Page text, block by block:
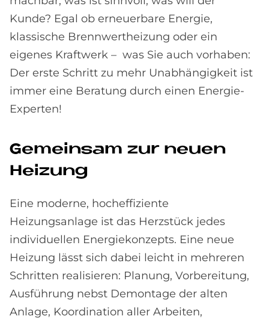
Kunde? Egal ob erneuerbare Energie,
klassische Brennwertheizung oder ein
eigenes Kraftwerk – was Sie auch vorhaben:
Der erste Schritt zu mehr Unabhängigkeit ist
immer eine Beratung durch einen Energie-
Experten!
Ge­mein­sam zur neu­en
Hei­zung
Eine moderne, hocheffiziente
Heizungsanlage ist das Herzstück jedes
individuellen Energiekonzepts. Eine neue
Heizung lässt sich dabei leicht in mehreren
Schritten realisieren: Planung, Vorbereitung,
Ausführung nebst Demontage der alten
Anlage, Koordination aller Arbeiten,